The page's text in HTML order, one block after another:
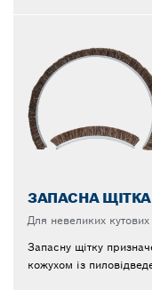
ЗАПАСНА ЩІТКА
Для невеликих
Запасну щітку
кожухом із